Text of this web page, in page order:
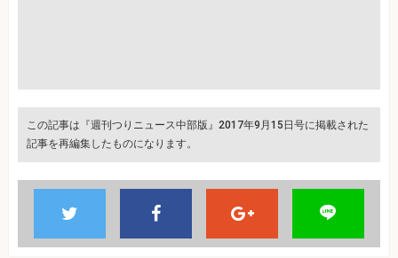
この記事は『週刊つりニュース中部版』2017年9月15日号に掲載された
記事を再編集したものになります。